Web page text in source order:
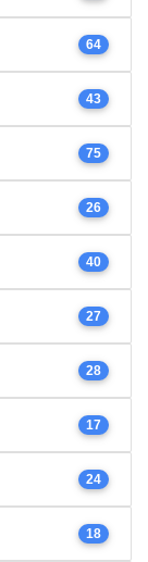
64
43
75
26
40
27
28
17
24
18